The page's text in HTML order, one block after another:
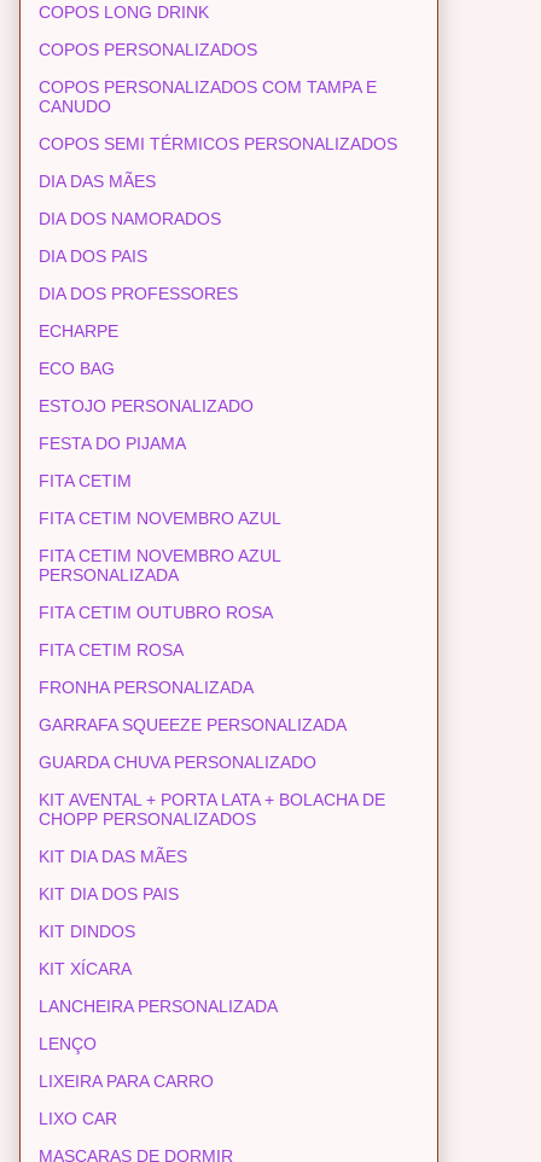
COPOS LONG DRINK
COPOS PERSONALIZADOS
COPOS PERSONALIZADOS COM TAMPA E
CANUDO
COPOS SEMI TÉRMICOS PERSONALIZADOS
DIA DAS MÃES
DIA DOS NAMORADOS
DIA DOS PAIS
DIA DOS PROFESSORES
ECHARPE
ECO BAG
ESTOJO PERSONALIZADO
FESTA DO PIJAMA
FITA CETIM
FITA CETIM NOVEMBRO AZUL
FITA CETIM NOVEMBRO AZUL
PERSONALIZADA
FITA CETIM OUTUBRO ROSA
FITA CETIM ROSA
FRONHA PERSONALIZADA
GARRAFA SQUEEZE PERSONALIZADA
GUARDA CHUVA PERSONALIZADO
KIT AVENTAL + PORTA LATA + BOLACHA DE
CHOPP PERSONALIZADOS
KIT DIA DAS MÃES
KIT DIA DOS PAIS
KIT DINDOS
KIT XÍCARA
LANCHEIRA PERSONALIZADA
LENÇO
LIXEIRA PARA CARRO
LIXO CAR
MASCARAS DE DORMIR